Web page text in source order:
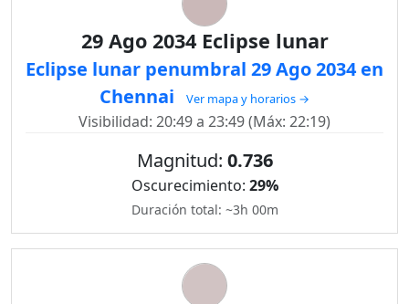
29 Ago 2034 Eclipse lunar
Eclipse lunar penumbral 29 Ago 2034 en
Chennai
Ver mapa y horarios →
Visibilidad: 20:49 a 23:49 (Máx: 22:19)
Magnitud: 0.736
Oscurecimiento: 29%
Duración total: ~3h 00m